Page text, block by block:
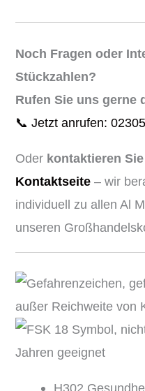
Noch Fragen oder
Stückzahlen?
Rufen Sie uns gerne
📞 Jetzt anrufen:
Oder kontaktieren
Kontaktseite – wir
individuell zu allen Al
unseren
H302